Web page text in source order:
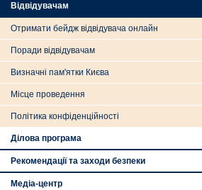
Відвідувачам
Отримати бейдж відвідувача онлайн
Поради відвідувачам
Визначні пам'ятки Києва
Місце проведення
Політика конфіденційності
Ділова програма
Рекомендації та заходи безпеки
Медіа-центр
Donate
Support Ukraine
❤
Share this widget
📌